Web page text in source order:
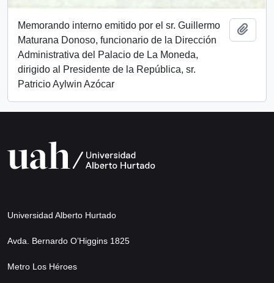
Memorando interno emitido por el sr. Guillermo
Maturana Donoso, funcionario de la Dirección
Administrativa del Palacio de La Moneda,
dirigido al Presidente de la República, sr.
Patricio Aylwin Azócar
Universidad Alberto Hurtado
Avda. Bernardo O’Higgins 1825
Metro Los Héroes